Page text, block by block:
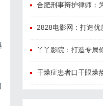
合肥刑事辩护律师：
2828电影网：打造优质影
丫丫影院：打造专属你
干燥症患者口干眼燥熬多年，一个周期缓过来